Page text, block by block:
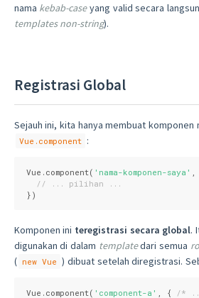
nama kebab-caseyang valid secara
templates non-string).
Registrasi Global
Sejauh ini, kita hanya membuat komponen
Vue.component :
Vue.component( 'nama-komponen-saya'
// ... pilihan ...
})
Komponen ini teregistrasi secara global.
digunakan di dalam templatedari semua
( new Vue ) dibuat setelah diregistrasi.
Vue.component( 'component-a' , { /*